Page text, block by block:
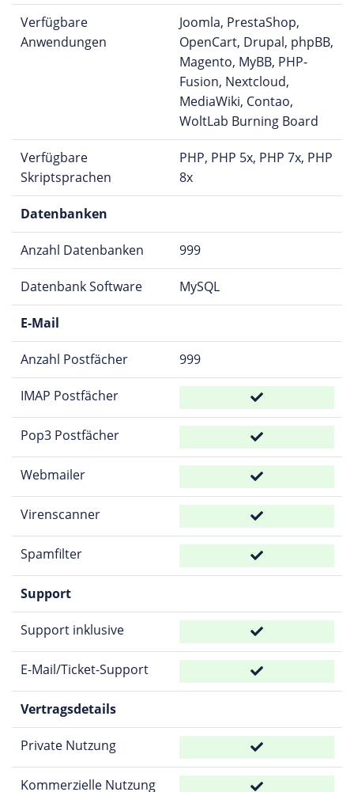
Verfügbare
Anwendungen
Joomla, PrestaShop,
OpenCart, Drupal, phpBB,
Magento, MyBB, PHP-
Fusion, Nextcloud,
MediaWiki, Contao,
WoltLab Burning Board
Verfügbare
Skriptsprachen
PHP, PHP 5x, PHP 7x, PHP
8x
Datenbanken
Anzahl Datenbanken 999
Datenbank Software MySQL
E-Mail
Anzahl Postfächer 999
IMAP Postfächer
Pop3 Postfächer
Webmailer
Virenscanner
Spamfilter
Support
Support inklusive
E-Mail/Ticket-Support
Vertragsdetails
Private Nutzung
Kommerzielle Nutzung